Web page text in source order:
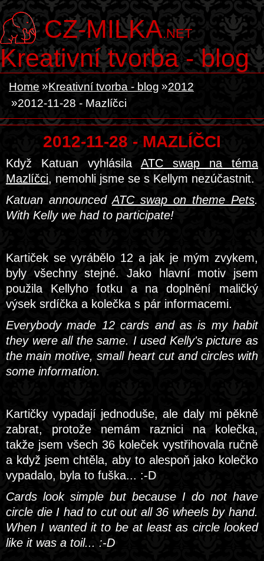
CZ-MILKA.NET
Kreativní tvorba - blog
Home Kreativní tvorba - blog
2012
2012-11-28 - Mazlíčci
2012-11-28 - MAZLÍČCI
Když Katuan vyhlásila ATC swap na téma
Mazlíčci, nemohli jsme se s Kellym nezúčastnit.
Katuan announcedATC swap on theme Pets.
With Kelly we had to participate!
Kartiček se vyrábělo 12 a jak je mým zvykem,
byly všechny stejné. Jako hlavní motiv jsem
použila Kellyho fotku a na doplnění maličký
výsek srdíčka a kolečka s pár informacemi.
Everybody made ​​12 cards and as is my habit
they were all the same. I used Kelly's picture as
the main motive, small heart cut and circles with
some information.
Kartičky vypadají jednoduše, ale daly mi pěkně
zabrat, protože nemám raznici na kolečka,
takže jsem všech 36 koleček vystřihovala ručně
a když jsem chtěla, aby to alespoň jako kolečko
vypadalo, byla to fuška... :-D
Cards look simple but because I do not have
circle die I had to cut out all 36 wheels by hand.
When I wanted it to be at least as circle looked
like it was a toil... :-D